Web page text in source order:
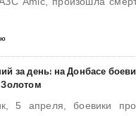
за день: на Донбасе
5 апреля, боевики